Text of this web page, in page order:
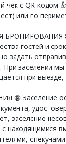
чек с QR-кодом
или по
гостей и
задать
При заселении
при выезде,
🔞 Заселение
заселение
с находящимися